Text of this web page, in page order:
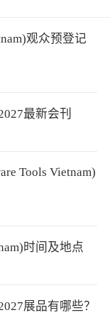
观众预登记
最新会刊
Tools Vietnam)
时间及地点
展品有哪些？